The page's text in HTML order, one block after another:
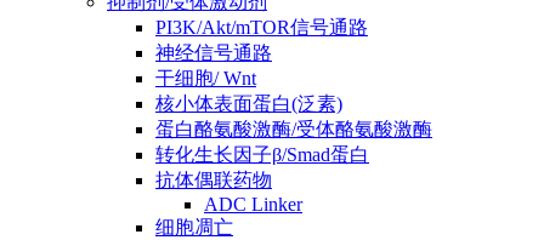
PI3K/Akt/mTOR信号通路
神经信号通路
干细胞/ Wnt
核小体表面蛋白(泛素)
蛋白酪氨酸激酶/受体酪氨酸激酶
转化生长因子β/Smad蛋白
抗体偶联药物
ADC Linker
细胞凋亡